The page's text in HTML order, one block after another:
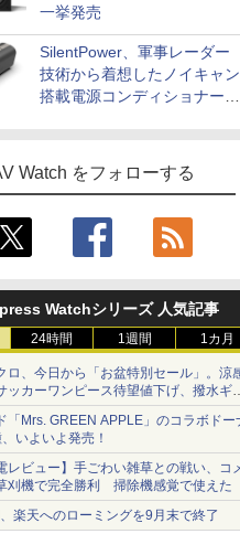
一挙発売
SilentPower、軍事レーダー
技術から着想したノイキャン
搭載電源コンディショナー
Watch をフォローする
Watchシリーズ 人気記事
24時間 1週間 1カ月
ロ、今日から「お盆特別セール」。涼
ッカーワンピース待望値下げ、撥水ギ
ツは1990円に
「Mrs. GREEN APPLE」のコラボドー
いよいよ発売！
レビュー】手ごわい雑草との戦い、コ
刈機で完全勝利 掃除機感覚で使えた
楽天へのローミングを9月末で終了